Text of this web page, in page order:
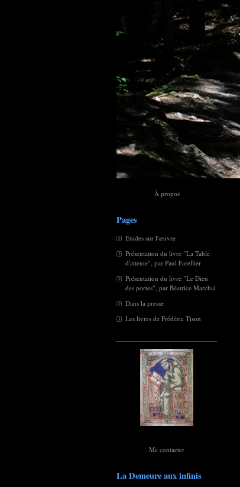
À propos
Pages
Études sur l'œuvre
Présentation du livre "La Table
d'attente", par Paul Farellier
Présentation du livre "Le Dieu
des portes", par Béatrice Marchal
Dans la presse
Les livres de Frédéric Tison
Me contacter
La Demeure aux infinis